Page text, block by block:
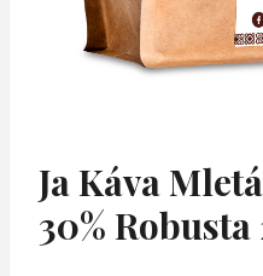
Ja Káva
30% Robusta